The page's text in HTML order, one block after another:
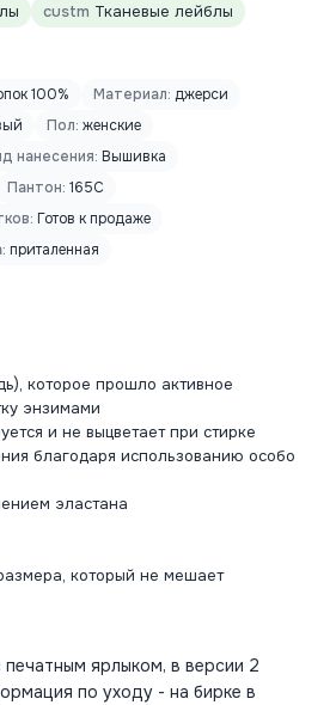
custm Тканевые лейблы
100% Материал: джерси
Пол: женские
нанесения: Вышивка
Пантон: 165C
Готов к продаже
приталенная
которое прошло активное
энзимами
и не выцветает при стирке
благодаря использованию особо
эластана
который не мешает
ярлыком, в версии 2
по уходу - на бирке в